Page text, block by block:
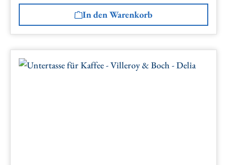
In den Warenkorb